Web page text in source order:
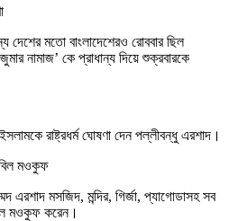
মতো বাংলাদেশেরও রোববার ছিল
নামাজ’ কে প্রাধান্য দিয়ে শুক্রবারকে
রাষ্ট্রধর্ম ঘোষণা দেন পল্লীবন্ধু এরশাদ।
বিল মওকুফ
এরশাদ মসজিদ, মন্দির, গির্জা, প্যাগোডাসহ সব
মওকুফ করেন।